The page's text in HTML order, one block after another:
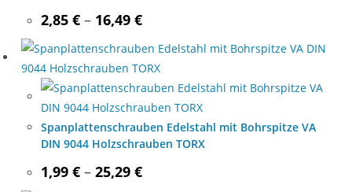
2,85€ – 16,49€Price
range:
through
Spanplattenschrauben Edelstahl mit Bohrspitze VA
DIN 9044 Holzschrauben TORX
1,99€ – 25,29€Price
range: